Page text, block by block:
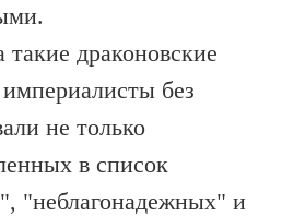
драконовские
без
не только
в список
"неблагонадежных" и